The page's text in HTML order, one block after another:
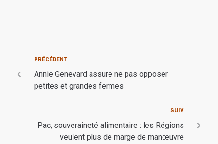
PRÉCÉDENT
Annie Genevard assure ne pas opposer
petites et grandes fermes
SUIV
Pac, souveraineté alimentaire : les Régions
veulent plus de marge de manœuvre